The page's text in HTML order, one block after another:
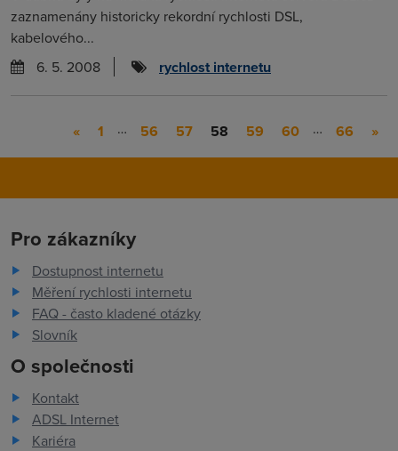
zaznamenány historicky rekordní rychlosti DSL,
kabelového...
6. 5. 2008
rychlost internetu
« 1 … 56 57 58 59 60 … 66 »
Pro zákazníky
Dostupnost internetu
Měření rychlosti internetu
FAQ - často kladené otázky
Slovník
O společnosti
Kontakt
ADSL Internet
Kariéra